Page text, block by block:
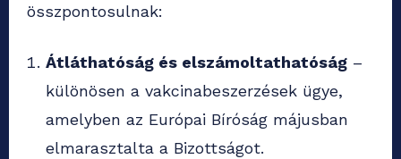
összpontosulnak:
Átláthatóság és elszámoltathatóság –
különösen a vakcinabeszerzések ügye,
amelyben az Európai Bíróság májusban
elmarasztalta a Bizottságot.